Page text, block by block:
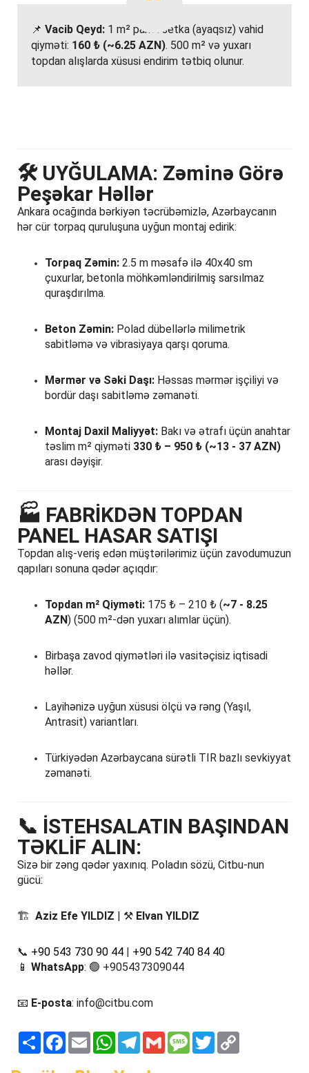
📌 Vacib Qeyd: 1 m² panel setka (ayaqsız) vahid
qiyməti: 160 ₺ (~6.25 AZN). 500 m² və yuxarı
topdan alışlarda xüsusi endirim tətbiq olunur.
🛠️ UYĞULAMA: Zəminə Görə
Peşəkar Həllər
Ankara ocağında bərkiyən təcrübəmizlə, Azərbaycanın
hər cür torpaq quruluşuna uyğun montaj edirik:
Torpaq Zəmin: 2.5 m məsafə ilə 40x40 sm
çuxurlar, betonla möhkəmləndirilmiş sarsılmaz
quraşdırılma.
Beton Zəmin: Polad dübellərlə milimetrik
sabitləmə və vibrasiyaya qarşı qoruma.
Mərmər və Səki Daşı: Həssas mərmər işçiliyi və
bordür daşı sabitləmə zəmanəti.
Montaj Daxil Maliyyət: Bakı və ətrafı üçün anahtar
təslim m² qiyməti 330 ₺ – 950 ₺ (~13 - 37 AZN)
arası dəyişir.
🏭 FABRİKDƏN TOPDAN
PANEL HASAR SATIŞI
Topdan alış-veriş edən müştərilərimiz üçün zavodumuzun
qapıları sonuna qədər açıqdır:
Topdan m² Qiyməti: 175 ₺ – 210 ₺ (~7 - 8.25
AZN) (500 m²-dən yuxarı alımlar üçün).
Birbaşa zavod qiymətləri ilə vasitəçisiz iqtisadi
həllər.
Layihənizə uyğun xüsusi ölçü və rəng (Yaşıl,
Antrasit) variantları.
Türkiyədən Azərbaycana sürətli TIR bazlı sevkiyyat
zəmanəti.
📞 İSTEHSALATIN BAŞINDAN
TƏKLİF ALIN:
Sizə bir zəng qədər yaxınıq. Poladın sözü, Citbu-nun
gücü:
🏗️ Aziz Efe YILDIZ | ⚒️ Elvan YILDIZ
📞 +90 543 730 90 44 | +90 542 740 84 40
📱 WhatsApp: 🟢 +905437309044
📧 E-posta: info@citbu.com
PaylaşFacebook
Email WhatsAppTelegram
Gmail MessageTwitter